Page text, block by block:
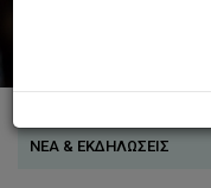
ΝΕΑ & ΕΚΔΗΛΩΣΕΙΣ